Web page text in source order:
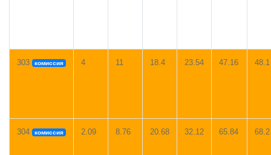
303 комиссия 4 11 18.4 23.54 47.16 48.1
304 комиссия 2.09 8.76 20.68 32.12 65.84 68.2